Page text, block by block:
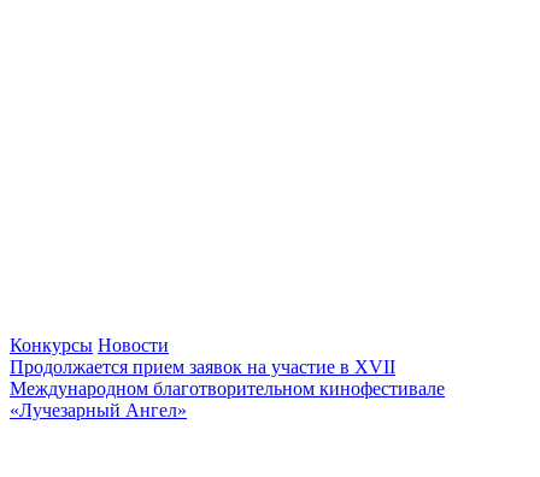
Конкурсы Новости
Продолжается прием заявок на участие в XVII
Международном благотворительном кинофестивале
«Лучезарный Ангел»